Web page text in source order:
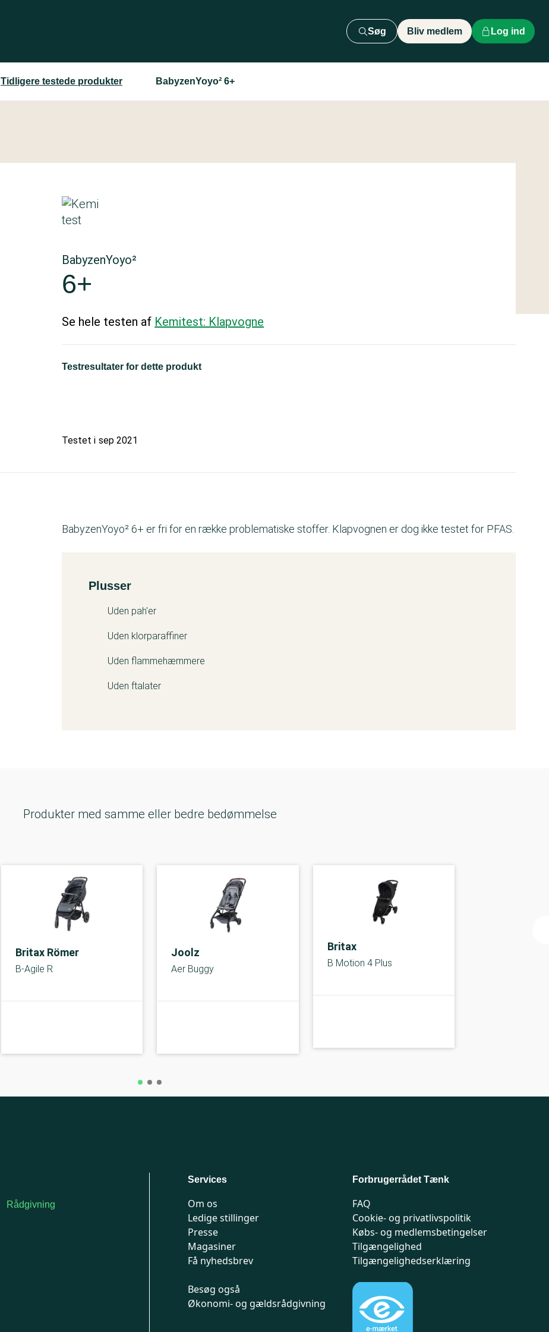
Søg Bliv medlem Log ind
Tidligere testede produkter BabyzenYoyo² 6+
BabyzenYoyo²
6+
Se hele testen af Kemitest: Klapvogne
Testresultater for dette produkt
Testet i sep 2021
BabyzenYoyo² 6+ er fri for en række problematiske stoffer. Klapvognen er dog ikke testet for PFAS.
Kemitest
Plusser
Uden pah'er
Uden klorparaffiner
Uden flammehæmmere
Uden ftalater
Produkter med samme eller bedre bedømmelse
Britax Römer
B-Agile R
Joolz
Aer Buggy
Britax
B Motion 4 Plus
Rådgivning
Services
Om os
Ledige stillinger
Presse
Magasiner
Få nyhedsbrev
Besøg også
Økonomi- og gældsrådgivning
Forbrugerrådet Tænk
FAQ
Cookie- og privatlivspolitik
Købs- og medlemsbetingelser
Tilgængelighed
Tilgængelighedserklæring